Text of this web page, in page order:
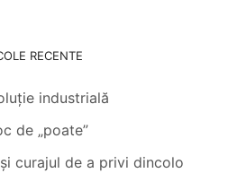
RECENTE
industrială
de „poate”
curajul de a privi dincolo